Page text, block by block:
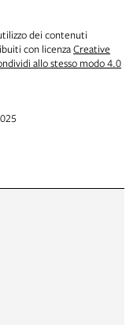
dei contenuti
con licenzaCreative
allo stesso modo 4.0